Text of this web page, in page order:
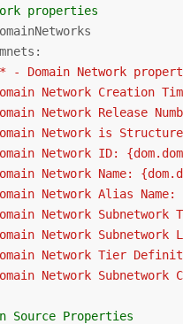
properties
- Domain Network
Network Creation
Network Release
Network is
Network ID:
Network Name:
Network Alias Name:
Network Subnetwork
Network Subnetwork
Network Tier
Network
Source Properties